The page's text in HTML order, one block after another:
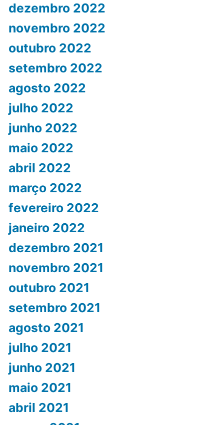
dezembro 2022
novembro 2022
outubro 2022
setembro 2022
agosto 2022
julho 2022
junho 2022
maio 2022
abril 2022
março 2022
fevereiro 2022
janeiro 2022
dezembro 2021
novembro 2021
outubro 2021
setembro 2021
agosto 2021
julho 2021
junho 2021
maio 2021
abril 2021